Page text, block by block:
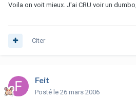
Voila on voit mieux. J'ai CRU voir un
Citer
Feit
Posté le 26 mars 2006